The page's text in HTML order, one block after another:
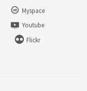
Myspace
Youtube
Flickr